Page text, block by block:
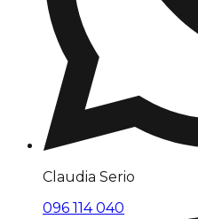
Claudia Serio
096 114 040